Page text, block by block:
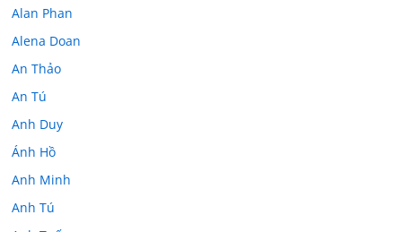
Alan Phan
Alena Doan
An Thảo
An Tú
Anh Duy
Ánh Hồ
Anh Minh
Anh Tú